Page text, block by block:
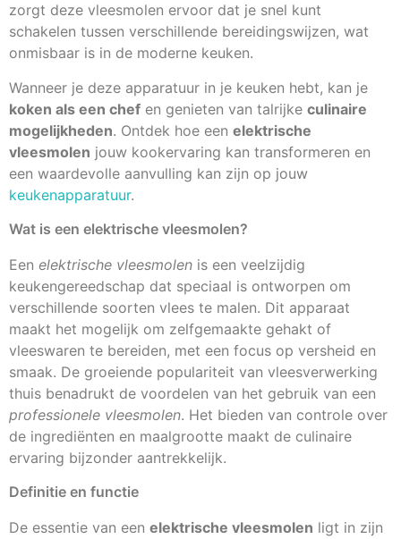
zorgt deze vleesmolen ervoor dat je snel kunt
schakelen tussen verschillende bereidingswijzen, wat
onmisbaar is in de moderne keuken.
Wanneer je deze apparatuur in je keuken hebt, kan je
koken als een chef en genieten van talrijke culinaire
mogelijkheden. Ontdek hoe een elektrische
vleesmolen jouw kookervaring kan transformeren en
een waardevolle aanvulling kan zijn op jouw
keukenapparatuur.
Wat is een elektrische vleesmolen?
Een elektrische vleesmolen is een veelzijdig
keukengereedschap dat speciaal is ontworpen om
verschillende soorten vlees te malen. Dit apparaat
maakt het mogelijk om zelfgemaakte gehakt of
vleeswaren te bereiden, met een focus op versheid en
smaak. De groeiende populariteit van vleesverwerking
thuis benadrukt de voordelen van het gebruik van een
professionele vleesmolen. Het bieden van controle over
de ingrediënten en maalgrootte maakt de culinaire
ervaring bijzonder aantrekkelijk.
Definitie en functie
De essentie van een elektrische vleesmolen ligt in zijn